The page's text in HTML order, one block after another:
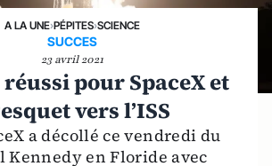
A LA UNE›PÉPITES›SCIENCE
SUCCES
23 avril 2021
pour SpaceX et
vers l’ISS
a décollé ce vendredi du
Kennedy en Floride avec